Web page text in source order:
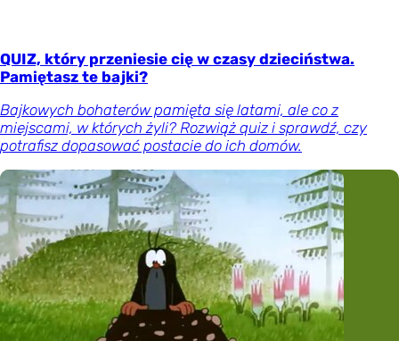
QUIZ, który przeniesie cię w czasy dzieciństwa.
Pamiętasz te bajki?
Bajkowych bohaterów pamięta się latami, ale co z
miejscami, w których żyli? Rozwiąż quiz i sprawdź, czy
potrafisz dopasować postacie do ich domów.